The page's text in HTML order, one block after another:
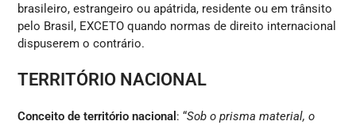
brasileiro, estrangeiro ou apátrida, residente ou em trânsito
pelo Brasil, EXCETO quando normas de direito internacional
dispuserem o contrário.
TERRITÓRIO NACIONAL
Conceito de território nacional : “Sob o prisma material, o